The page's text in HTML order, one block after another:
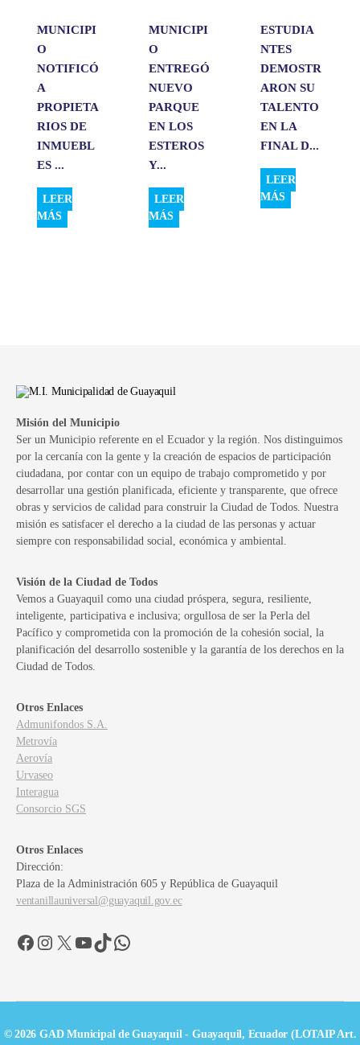
MUNICIPI
O
NOTIFICÓ
A
PROPIETA
RIOS DE
INMUEBL
ES ...
LEER
MÁS
MUNICIPI
O
ENTREGÓ
NUEVO
PARQUE
EN LOS
ESTEROS
Y...
LEER
MÁS
ESTUDIA
NTES
DEMOSTR
ARON SU
TALENTO
EN LA
FINAL D...
LEER
MÁS
Misión del Municipio
Ser un Municipio referente en el Ecuador y la región. Nos distinguimos
por la cercanía con la gente y la creación de espacios de participación
ciudadana, por contar con un equipo de trabajo comprometido y por
desarrollar una gestión planificada, eficiente y transparente, que ofrece
obras y servicios de calidad para construir la Ciudad de Todos. Nuestra
misión es satisfacer el derecho a la ciudad de las personas y actuar
siempre con responsabilidad social, económica y ambiental.
Visión de la Ciudad de Todos
Vemos a Guayaquil como una ciudad próspera, segura, resiliente,
inteligente, participativa e inclusiva; orgullosa de ser la Perla del
Pacífico y comprometida con la promoción de la cohesión social, la
planificación del desarrollo sostenible y la garantía de los derechos en la
Ciudad de Todos.
Otros Enlaces
Admunifondos S.A.
Metrovía
Aerovía
Urvaseo
Interagua
Consorcio SGS
Otros Enlaces
Dirección:
Plaza de la Administración 605 y República de Guayaquil
ventanillauniversal@guayaquil.gov.ec
FacebookInstagram
X YouTube
TikTokWhatsApp
© 2026 GAD Municipal de Guayaquil - Guayaquil, Ecuador (LOTAIP Art.